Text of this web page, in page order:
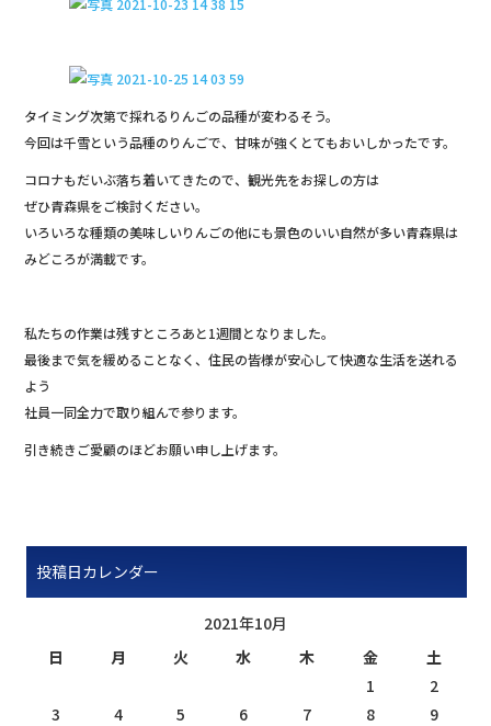
タイミング次第で採れるりんごの品種が変わるそう。
今回は千雪という品種のりんごで、甘味が強くとてもおいしかったです。
コロナもだいぶ落ち着いてきたので、観光先をお探しの方は
ぜひ青森県をご検討ください。
いろいろな種類の美味しいりんごの他にも景色のいい自然が多い青森県は
みどころが満載です。
私たちの作業は残すところあと1週間となりました。
最後まで気を緩めることなく、住民の皆様が安心して快適な生活を送れる
よう
社員一同全力で取り組んで参ります。
引き続きご愛顧のほどお願い申し上げます。
投稿日カレンダー
2021年10月
日
月 火 水 木 金 土
1
2
3
4 5 6 7 8
9